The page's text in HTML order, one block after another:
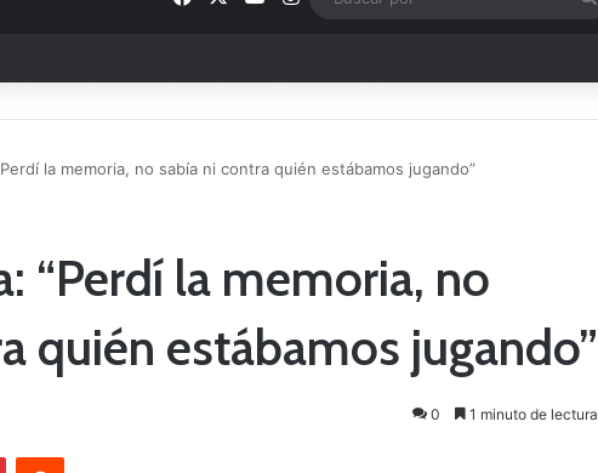
la memoria, no sabía ni contra quién estábamos jugando”
“Perdí la memoria, no
quién estábamos jugando”
0 1 minuto de lectura